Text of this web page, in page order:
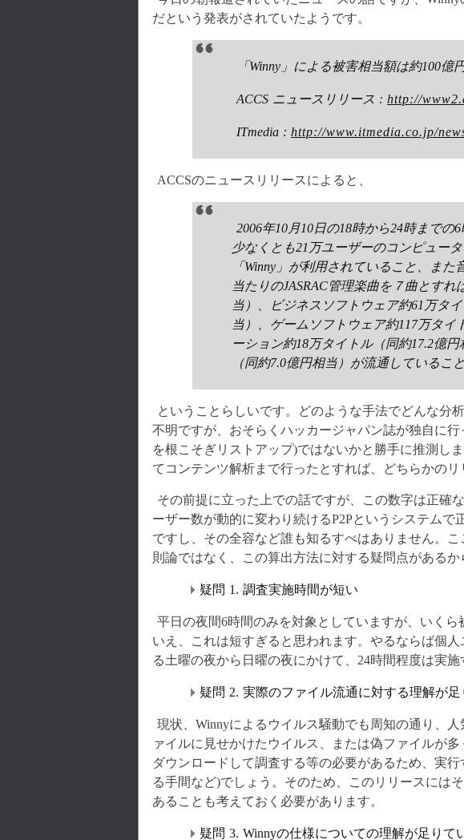
だという発表がされていたようです。
「Winny」による被害相当額は約100億
ACCS ニュースリリース : http://
ITmedia : http://www.itmedia.co.jp/
ACCSのニュースリリースによると、
2006年10月10日の18時から24時までの
少なくとも21万ユーザーのコンピュー
「Winny」が利用されていること、ま
当たりのJASRAC管理楽曲を７曲とす
当）、ビジネスソフトウェア約61万タ
当）、ゲームソフトウェア約117万タイ
ーション約18万タイトル（同約17.2億
（同約7.0億円相当）が流通しているこ
ということらしいです。どのような手法でどんな分
不明ですが、おそらくハッカージャパン誌が独自に
を根こそぎリストアップ)ではないかと勝手に推測し
てコンテンツ解析まで行ったとすれば、どちらかのリ
その前提に立った上での話ですが、この数字は正確
ーザー数が動的に変わり続けるP2Pというシステム
ですし、その全容など誰も知るすべはありません。
則論ではなく、この算出方法に対する疑問点があるか
疑問 1. 調査実施時間が短い
平日の夜間6時間のみを対象としていますが、いく
いえ、これは短すぎると思われます。やるならば個
る土曜の夜から日曜の夜にかけて、24時間程度は実施
疑問 2. 実際のファイル流通に対する理解が
現状、Winnyによるウイルス騒動でも周知の通り、
ァイルに見せかけたウイルス、または偽ファイルが
ダウンロードして調査する等の必要があるため、実
る手間など)でしょう。そのため、このリリースには
あることも考えておく必要があります。
疑問 3. Winnyの仕様についての理解が足りて